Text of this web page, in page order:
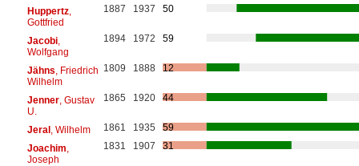
Huppertz,
Gottfried
1887 1937 50
Jacobi,
Wolfgang
1894 1972 59
Jähns , Friedrich
Wilhelm
1809 1888 12
Jenner, Gustav
U.
1865 1920 44
Jeral, Wilhelm 1861 1935
59
Joachim
Joseph
1831 1907 31